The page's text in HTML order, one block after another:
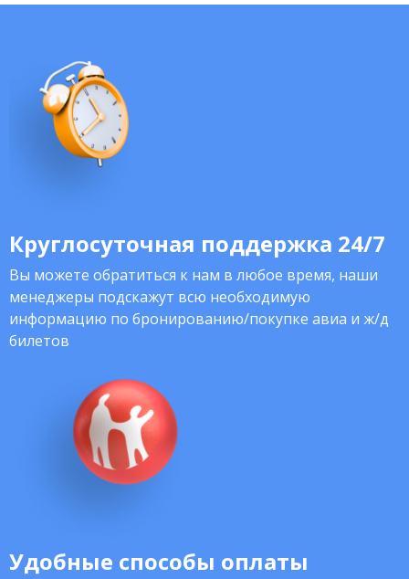
Круглосуточная поддержка 24/7
Вы можете обратиться к нам в любое время, наши
менеджеры подскажут всю необходимую
информацию по бронированию/покупке авиа и ж/д
билетов
Удобные способы оплаты